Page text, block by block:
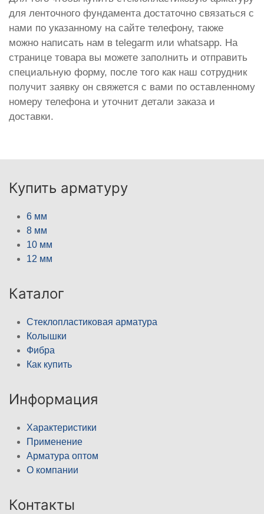
для ленточного фундамента достаточно связаться с
нами по указанному на сайте телефону, также
можно написать нам в telegarm или whatsapp. На
странице товара вы можете заполнить и отправить
специальную форму, после того как наш сотрудник
получит заявку он свяжется с вами по оставленному
номеру телефона и уточнит детали заказа и
доставки.
Купить арматуру
6 мм
8 мм
10 мм
12 мм
Каталог
Стеклопластиковая арматура
Колышки
Фибра
Как купить
Информация
Характеристики
Применение
Арматура оптом
О компании
Контакты